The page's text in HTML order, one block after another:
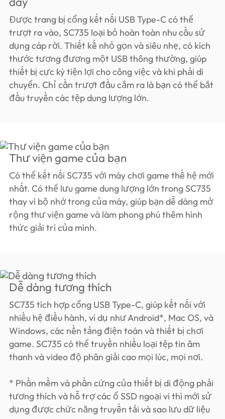
Được trang bị cổng kết nối USB Type-C có thể
trượt ra vào, SC735 loại bỏ hoàn toàn nhu cầu sử
dụng cáp rời. Thiết kế nhỏ gọn và siêu nhẹ, có kích
thước tương đương một USB thông thường, giúp
thiết bị cực kỳ tiện lợi cho công việc và khi phải di
chuyển. Chỉ cần trượt đầu cắm ra là bạn có thể bắt
đầu truyền các tệp dung lượng lớn.
Thư viện game của bạn
Có thể kết nối SC735 với máy chơi game thế hệ mới
nhất. Có thể lưu game dung lượng lớn trong SC735
thay vì bộ nhớ trong của máy, giúp bạn dễ dàng mở
rộng thư viện game và làm phong phú thêm hình
thức giải trí của mình.
Dễ dàng tương thích
SC735 tích hợp cổng USB Type-C, giúp kết nối với
nhiều hệ điều hành, ví dụ như Android*, Mac OS, và
Windows, các nền tảng điện toán và thiết bị chơi
game. SC735 có thể truyền nhiều loại tệp tin âm
thanh và video độ phân giải cao mọi lúc, mọi nơi.
* Phần mềm và phần cứng của thiết bị di động phải
tương thích và hỗ trợ các ổ SSD ngoại vi thì mới sử
dụng được chức năng truyền tải và sao lưu dữ liệu